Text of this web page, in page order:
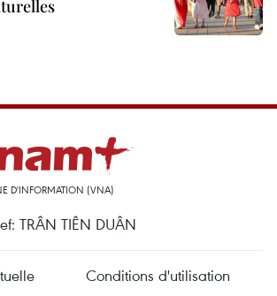
D'INFORMATION (VNA)
TRÂN TIÊN DUÂN
Conditions d'utilisation